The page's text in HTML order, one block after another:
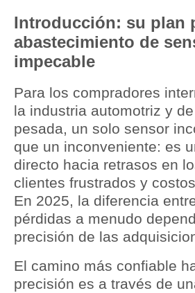
Introducción: su plan
abastecimiento de
impecable
Para los compradores
la industria automotriz y
pesada, un solo sensor
que un inconveniente: es
directo hacia retrasos en
clientes frustrados y
En 2025, la diferencia
pérdidas a menudo
precisión de las
El camino más confiable
precisión es a través de